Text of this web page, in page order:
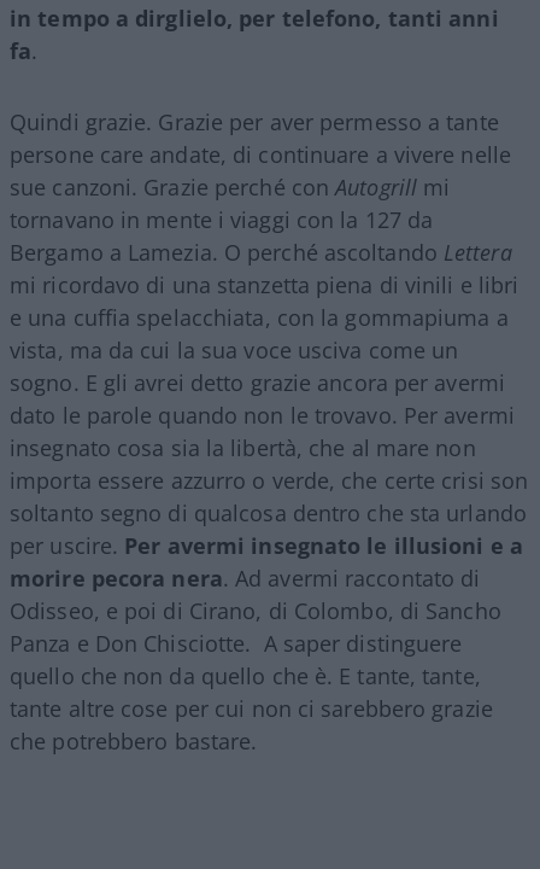
in tempo a dirglielo, per telefono, tanti anni
fa.
Quindi grazie. Grazie per aver permesso a tante
persone care andate, di continuare a vivere nelle
sue canzoni. Grazie perché conAutogrill mi
tornavano in mente i viaggi con la 127 da
Bergamo a Lamezia. O perché ascoltando Lettera
mi ricordavo di una stanzetta piena di vinili e libri
e una cuffia spelacchiata, con la gommapiuma a
vista, ma da cui la sua voce usciva come un
sogno. E gli avrei detto grazie ancora per avermi
dato le parole quando non le trovavo. Per avermi
insegnato cosa sia la libertà, che al mare non
importa essere azzurro o verde, che certe crisi son
soltanto segno di qualcosa dentro che sta urlando
per uscire. Per avermi insegnato le illusioni e a
morire pecora nera. Ad avermi raccontato di
Odisseo, e poi di Cirano, di Colombo, di Sancho
Panza e Don Chisciotte. A saper distinguere
quello che non da quello che è. E tante, tante,
tante altre cose per cui non ci sarebbero grazie
che potrebbero bastare.